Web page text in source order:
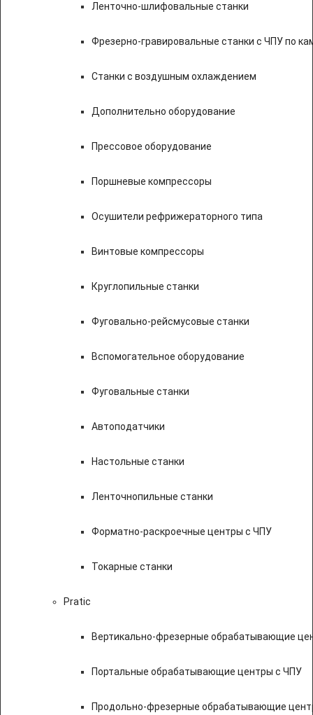
Ленточно-шлифовальные станки
Фрезерно-гравировальные станки с ЧПУ по
Станки с воздушным охлаждением
Дополнительно оборудование
Прессовое оборудование
Поршневые компрессоры
Осушители рефрижераторного типа
Винтовые компрессоры
Круглопильные станки
Фуговально-рейсмусовые станки
Вспомогательное оборудование
Фуговальные станки
Автоподатчики
Настольные станки
Ленточнопильные станки
Форматно-раскроечные центры с ЧПУ
Токарные станки
Pratic
Вертикально-фрезерные обрабатывающие
Портальные обрабатывающие центры с ЧПУ
Продольно-фрезерные обрабатывающие